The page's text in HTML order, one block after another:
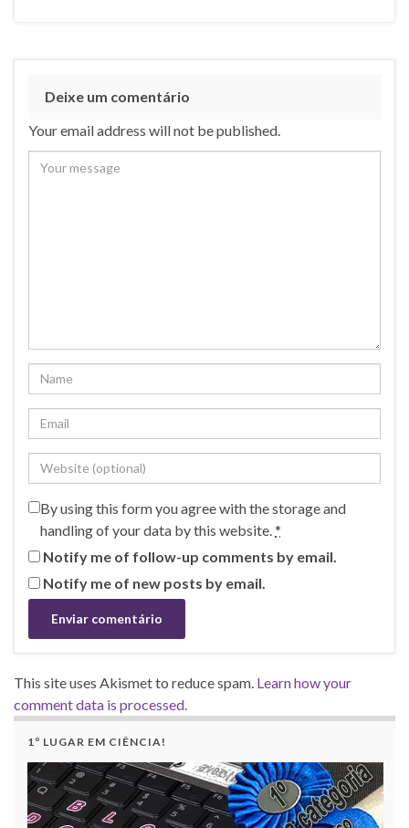
Deixe um comentário
Your email address will not be published.
By using this form you agree with the storage and
handling of your data by this website. *
Notify me of follow-up comments by email.
Notify me of new posts by email.
This site uses Akismet to reduce spam. Learn how your
comment data is processed.
1º LUGAR EM CIÊNCIA!